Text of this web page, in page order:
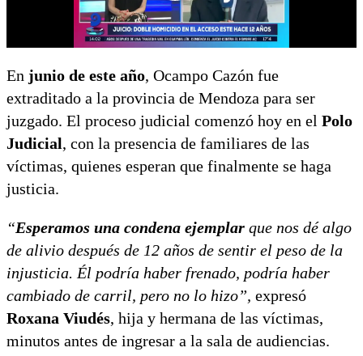
En junio de este año, Ocampo Cazón fue
extraditado a la provincia de Mendoza para ser
juzgado. El proceso judicial comenzó hoy en el Polo
Judicial, con la presencia de familiares de las
víctimas, quienes esperan que finalmente se haga
justicia.
“Esperamos una condena ejemplar que nos dé algo
de alivio después de 12 años de sentir el peso de la
injusticia. Él podría haber frenado, podría haber
cambiado de carril, pero no lo hizo”, expresó
Roxana Viudés, hija y hermana de las víctimas,
minutos antes de ingresar a la sala de audiencias.